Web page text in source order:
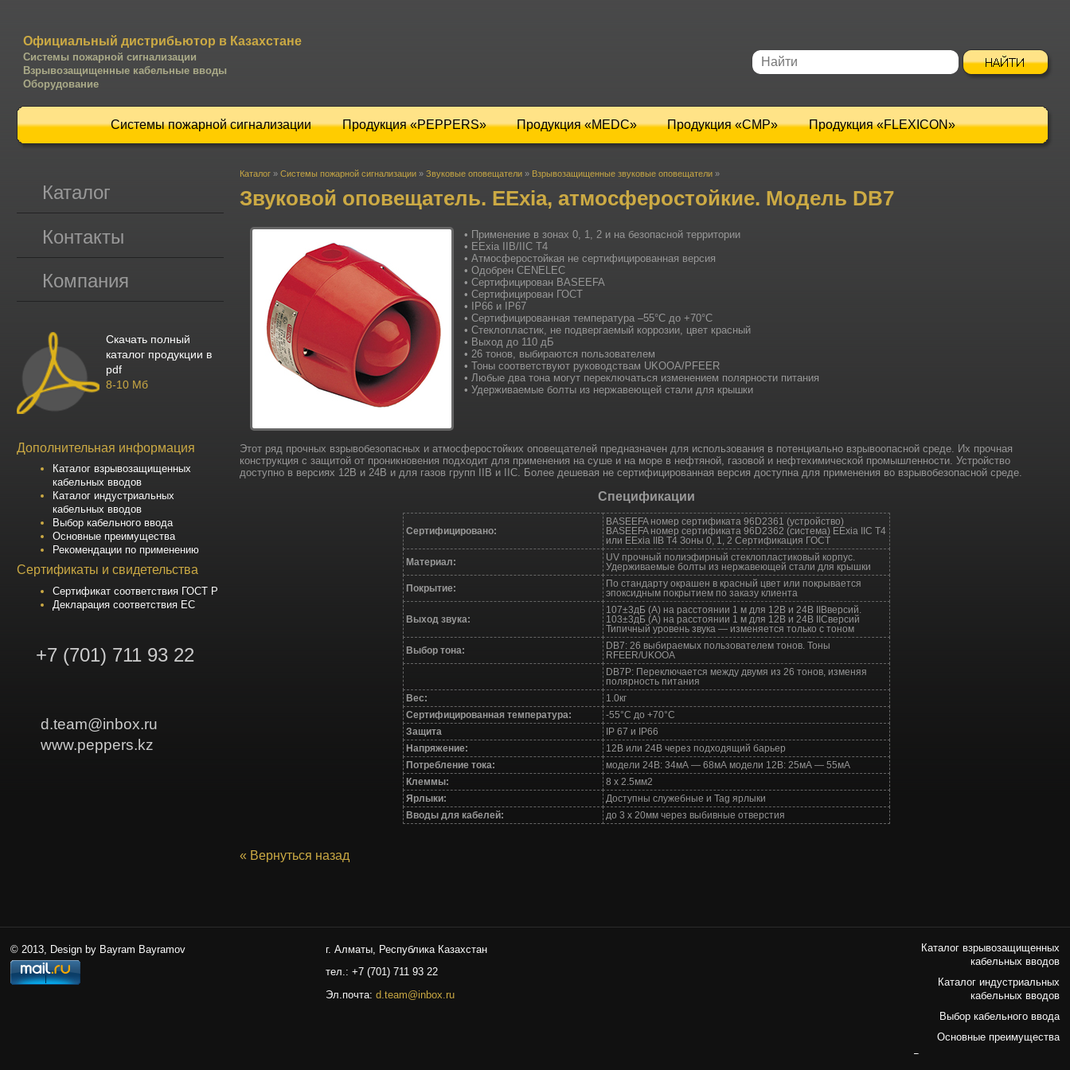
Официальный дистрибьютор в Казахстане
Системы пожарной сигнализации
Взрывозащищенные кабельные вводы
Оборудование
Системы пожарной сигнализации Продукция «PEPPERS» Продукция «MEDC» Продукция «CMP» Продукция «FLEXICON»
Каталог »Системы пожарной сигнализации »Звуковые оповещатели » Взрывозащищенные звуковые оповещатели »
Звуковой оповещатель. EExia, атмосферостойкие. Модель DB7
• Применение в зонах 0, 1, 2 и на безопасной территории
• EExia IIB/IIC T4
• Атмосферостойкая не сертифицированная версия
• Одобрен CENELEC
• Сертифицирован BASEEFA
• Сертифицирован ГОСТ
• IP66 и IP67
• Сертифицированная температура –55°С до +70°С
• Стеклопластик, не подвергаемый коррозии, цвет красный
• Выход до 110 дБ
• 26 тонов, выбираются пользователем
• Тоны соответствуют руководствам UKOOA/PFEER
• Любые два тона могут переключаться изменением полярности питания
• Удерживаемые болты из нержавеющей стали для крышки
Этот ряд прочных взрывобезопасных и атмосферостойких оповещателей предназначен для использования в потенциально взрывоопасной среде. Их прочная
конструкция с защитой от проникновения подходит для применения на суше и на море в нефтяной, газовой и нефтехимической промышленности. Устройство
доступно в версиях 12В и 24В и для газов групп IIB и IIC. Более дешевая не сертифицированная версия доступна для применения во взрывобезопасной среде.
Спецификации
Сертифицировано:
BASEEFA номер сертификата 96D2361 (устройство)
BASEEFA номер сертификата 96D2362 (система) EExia IIC T4
или EExia IIB T4 Зоны 0, 1, 2 Сертификация ГОСТ
Материал:
UV прочный полиэфирный стеклопластиковый корпус.
Удерживаемые болты из нержавеющей стали для крышки
Покрытие:
По стандарту окрашен в красный цвет или покрывается
эпоксидным покрытием по заказу клиента
Выход звука:
107±3дБ (А) на расстоянии 1 м для 12В и 24В IIBверсий.
103±3дБ (А) на расстоянии 1 м для 12В и 24В IICверсий
Типичный уровень звука — изменяется только с тоном
Выбор тона:
DB7: 26 выбираемых пользователем тонов. Тоны
RFEER/UKOOA
DB7P: Переключается между двумя из 26 тонов, изменяя
полярность питания
Вес:
1.0кг
Сертифицированная температура:
-55°С до +70°С
Защита
IP 67 и IP66
Напряжение:
12В или 24В через подходящий барьер
Потребление тока:
модели 24В: 34мА — 68мА модели 12В: 25мА — 55мА
Клеммы:
8 х 2.5мм2
Ярлыки:
Доступны служебные и Tag ярлыки
Вводы для кабелей:
до 3 х 20мм через выбивные отверстия
« Вернуться назад
Каталог
Контакты
Компания
Скачать полный
каталог продукции в
pdf
8-10 Мб
Дополнительная информация
Каталог взрывозащищенных
кабельных вводов
Каталог индустриальных
кабельных вводов
Выбор кабельного ввода
Основные преимущества
Рекомендации по применению
Сертификаты и свидетельства
Сертификат соответствия ГОСТ Р
Декларация соответствия ЕС
+7 (701) 711 93 22
d.team@inbox.ru
www.peppers.kz
© 2013, Design by Bayram Bayramov
г. Алматы, Республика Казахстан
тел.: +7 (701) 711 93 22
Эл.почта: d.team@inbox.ru
Каталог взрывозащищенных
кабельных вводов
Каталог индустриальных
кабельных вводов
Выбор кабельного ввода
Основные преимущества
Рекомендации по применению